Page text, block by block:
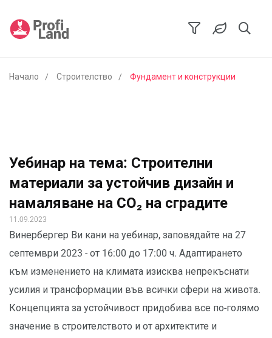
Начало Строителство Фундамент и конструкции
Уебинар на тема: Строителни
материали за устойчив дизайн и
намаляване на CO₂ на сградите
11.09.2023
Винербергер Ви кани на уебинар, заповядайте на 27
септември 2023 - от 16:00 до 17:00 ч. Адаптирането
към изменението на климата изисква непрекъснати
усилия и трансформации във всички сфери на живота.
Концепцията за устойчивост придобива все по-голямо
значение в строителството и от архитектите и